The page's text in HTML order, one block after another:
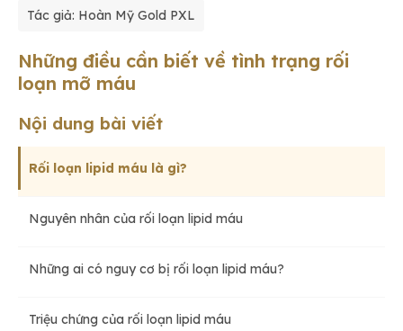
Hạnh Phúc
Thuận Mỹ
Tác giả: Hoàn Mỹ Gold PXL
Những điều cần biết về tình trạng rối
loạn mỡ máu
Nội dung bài viết
Rối loạn lipid máu là gì?
Nguyên nhân của rối loạn lipid máu
Những ai có nguy cơ bị rối loạn lipid máu?
Triệu chứng của rối loạn lipid máu